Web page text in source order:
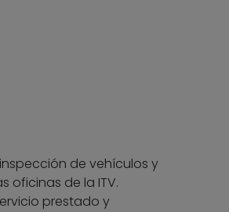
de vehículos y
oficinas de la ITV.
prestado y